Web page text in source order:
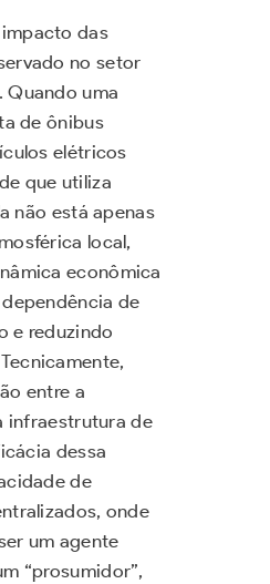
das
no setor
uma
de ônibus
elétricos
que utiliza
não está apenas
local,
econômica
de
e reduzindo
entre a
infraestrutura de
dessa
de
onde
um agente
“prosumidor”,